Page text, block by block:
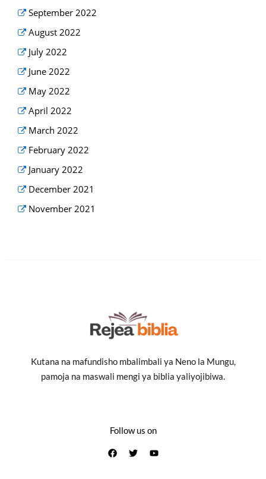
September 2022
August 2022
July 2022
June 2022
May 2022
April 2022
March 2022
February 2022
January 2022
December 2021
November 2021
Kutana na mafundisho mbalimbali ya Neno la Mungu,
pamoja na maswali mengi ya biblia yaliyojibiwa.
Follow us on